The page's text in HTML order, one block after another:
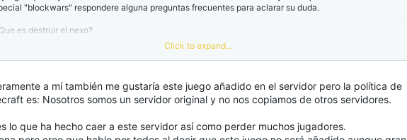
"blockwars" respondere alguna preguntas frecuentes para aclarar su duda.
es destruir el nexo?
de Juego: Surpervivencia/PVP/Team/Estrategias/Crafteo
el cual 4 equipos : ROJO-AZUL-VERDE Y AMARILLO ; lucharan entre si por defender Su nexo y destruir
los adversarios! el "nexo" es su fuente de vida de cada team ; Una vez que el nexo de un equipo es
hay 15 o 16 jugadores una partida se pone interesante.
egg wars existen limitaciones , sin olvidar que parece mas un "skywars" por el detalle de las islas
Destruir el Nexo es un mundo dondo no existen islas es una semilla normal pero con limitaciones
Click to expand...
a mí también me gustaría este juego añadido en el servidor pero la política de
es: Nosotros somos un servidor original y no nos copiamos de otros servidores.
lo que ha hecho caer a este servidor así como perder muchos jugadores.